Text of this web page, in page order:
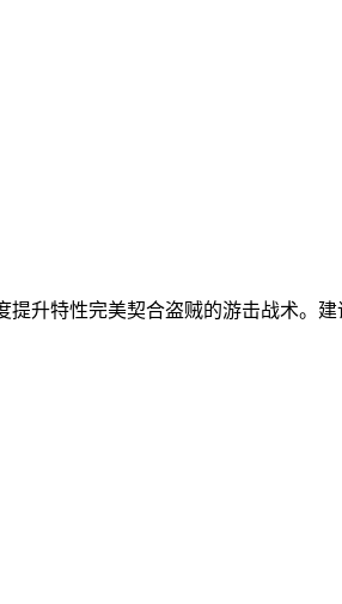
升特性完美契合盗贼的游击战术。